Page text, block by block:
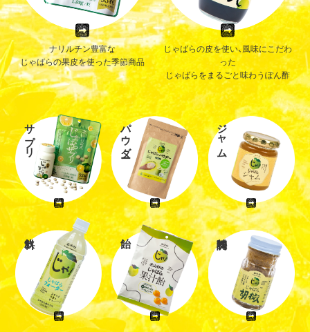
ナリルチン豊富な
じゃばらの果皮を使った季節商品
じゃばらの皮を使い、風味にこだわ
った
じゃばらをまるごと味わうぽん酢
サプリ パウダー ジャム